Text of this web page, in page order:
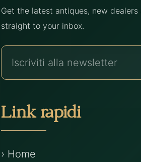
Get the latest antiques, new
straight to your inbox.
Link rapidi
› Home